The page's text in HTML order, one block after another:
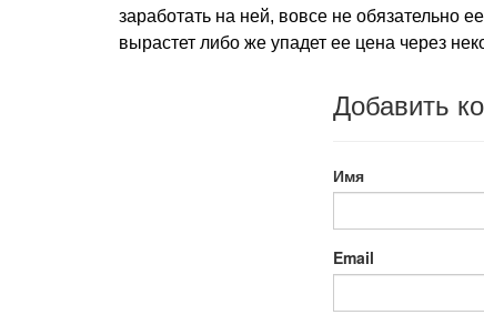
заработать на ней, вовсе не обязательно
вырастет либо же упадет ее цена через
Добавить
Имя
Email